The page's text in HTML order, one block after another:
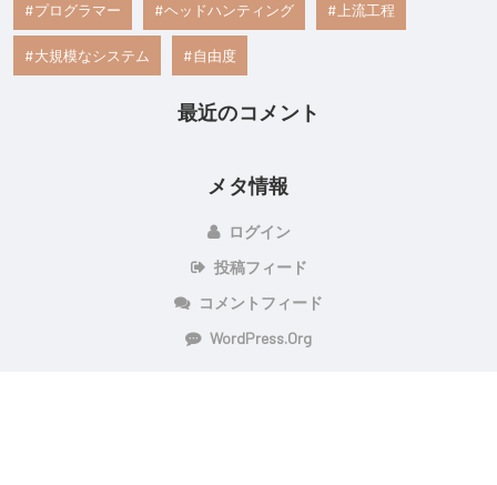
プログラマー ヘッドハンティング 上流工程
大規模なシステム 自由度
最近のコメント
メタ情報
ログイン
投稿フィード
コメントフィード
WordPress.org